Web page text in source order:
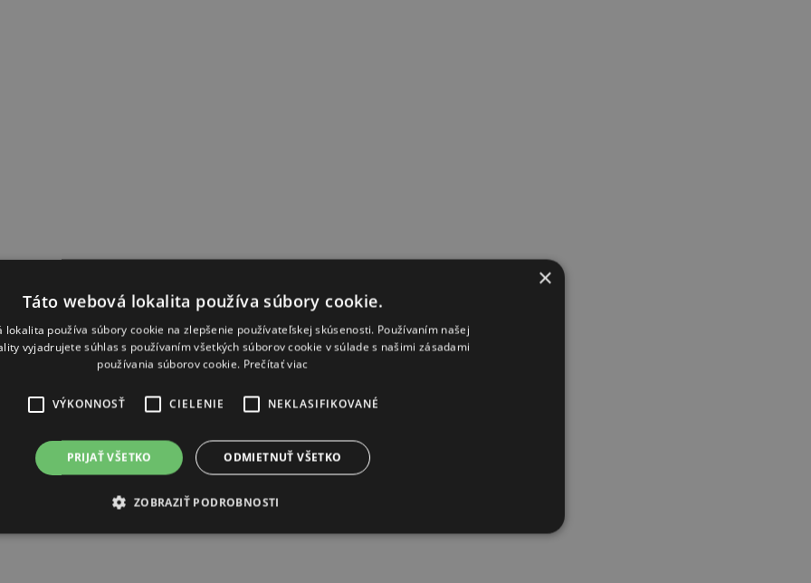
×
Táto webová lokalita používa súbory cookie.
lokalita používa súbory cookie na zlepšenie používateľskej skúsenosti. Používaním našej
vyjadrujete súhlas s používaním všetkých súborov cookie v súlade s našimi zásadami
používania súborov cookie. Prečítať viac
VÝKONNOSŤ CIELENIE NEKLASIFIKOVANÉ
PRIJAŤ VŠETKO ODMIETNUŤ VŠETKO
ZOBRAZIŤ PODROBNOSTI